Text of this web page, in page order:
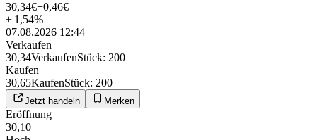
30,34€+0,46€
+ 1,54%
07.08.2026 12:44
Verkaufen
30,34VerkaufenStück: 200
Kaufen
30,65KaufenStück: 200
Jetzt handeln Merken
Eröffnung
30,10